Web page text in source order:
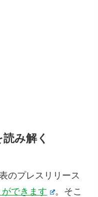
み解く
のプレスリリース
できます
。そこ